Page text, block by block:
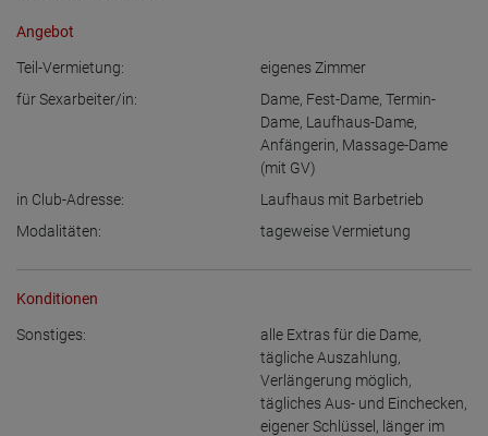
Angebot
Teil-Vermietung:
eigenes Zimmer
für Sexarbeiter/in:
Dame, Fest-Dame, Termin-
Dame, Laufhaus-Dame,
Anfängerin, Massage-Dame
(mit GV)
in Club-Adresse:
Laufhaus mit Barbetrieb
Modalitäten:
tageweise Vermietung
Konditionen
Sonstiges: alle Extras für die Dame,
tägliche Auszahlung,
Verlängerung möglich,
tägliches Aus- und Einchecken,
eigener Schlüssel , länger im